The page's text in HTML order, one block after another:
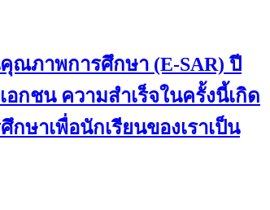
ณภาพการศึกษา (E-SAR) ปี
กชน ความสำเร็จในครั้งนี้เกิด
าเพื่อนักเรียนของเราเป็น